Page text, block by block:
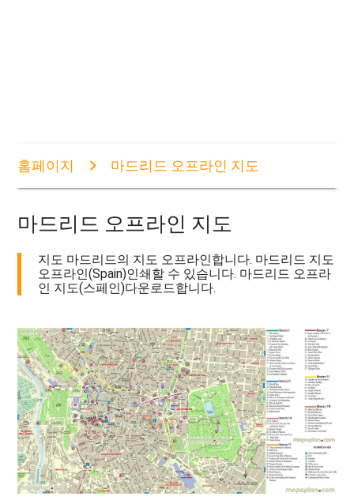
홈페이지 마드리드 오프라인 지도
마드리드 오프라인 지도
지도 마드리드의 지도 오프라인합니다. 마드리드 지도
오프라인(Spain)인쇄할 수 있습니다. 마드리드 오프라
인 지도(스페인)다운로드합니다.